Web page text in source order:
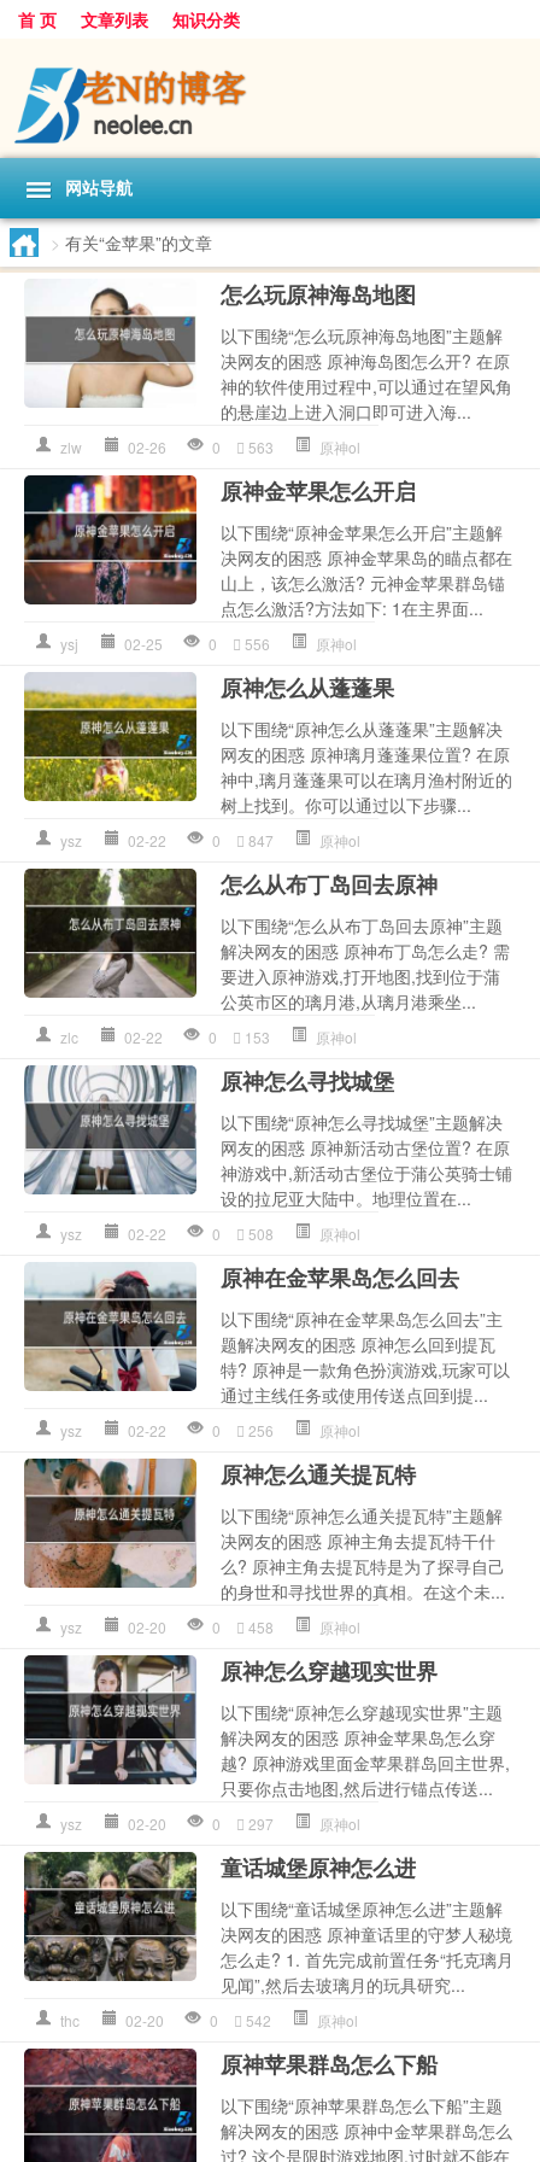
首 页 文章列表 知识分类
网站导航
> 有关“金苹果”的文章
怎么玩原神海岛地图
以下围绕“怎么玩原神海岛地图”主题解
决网友的困惑 原神海岛图怎么开? 在原
神的软件使用过程中,可以通过在望风角
的悬崖边上进入洞口即可进入海...
zlw 02-26 0 563 原神ol
原神金苹果怎么开启
以下围绕“原神金苹果怎么开启”主题解
决网友的困惑 原神金苹果岛的瞄点都在
山上，该怎么激活? 元神金苹果群岛锚
点怎么激活?方法如下: 1在主界面...
ysj 02-25 0 556 原神ol
原神怎么从蓬蓬果
以下围绕“原神怎么从蓬蓬果”主题解决
网友的困惑 原神璃月蓬蓬果位置? 在原
神中,璃月蓬蓬果可以在璃月渔村附近的
树上找到。你可以通过以下步骤...
ysz 02-22 0 847 原神ol
怎么从布丁岛回去原神
以下围绕“怎么从布丁岛回去原神”主题
解决网友的困惑 原神布丁岛怎么走? 需
要进入原神游戏,打开地图,找到位于蒲
公英市区的璃月港,从璃月港乘坐...
zlc 02-22 0 153 原神ol
原神怎么寻找城堡
以下围绕“原神怎么寻找城堡”主题解决
网友的困惑 原神新活动古堡位置? 在原
神游戏中,新活动古堡位于蒲公英骑士铺
设的拉尼亚大陆中。地理位置在...
ysz 02-22 0 508 原神ol
原神在金苹果岛怎么回去
以下围绕“原神在金苹果岛怎么回去”主
题解决网友的困惑 原神怎么回到提瓦
特? 原神是一款角色扮演游戏,玩家可以
通过主线任务或使用传送点回到提...
ysz 02-22 0 256 原神ol
原神怎么通关提瓦特
以下围绕“原神怎么通关提瓦特”主题解
决网友的困惑 原神主角去提瓦特干什
么? 原神主角去提瓦特是为了探寻自己
的身世和寻找世界的真相。在这个未...
ysz 02-20 0 458 原神ol
原神怎么穿越现实世界
以下围绕“原神怎么穿越现实世界”主题
解决网友的困惑 原神金苹果岛怎么穿
越? 原神游戏里面金苹果群岛回主世界,
只要你点击地图,然后进行锚点传送...
ysz 02-20 0 297 原神ol
童话城堡原神怎么进
以下围绕“童话城堡原神怎么进”主题解
决网友的困惑 原神童话里的守梦人秘境
怎么走? 1. 首先完成前置任务“托克璃月
见闻”,然后去玻璃月的玩具研究...
thc 02-20 0 542 原神ol
原神苹果群岛怎么下船
以下围绕“原神苹果群岛怎么下船”主题
解决网友的困惑 原神中金苹果群岛怎么
过? 这个是限时游戏地图,过时就不能在